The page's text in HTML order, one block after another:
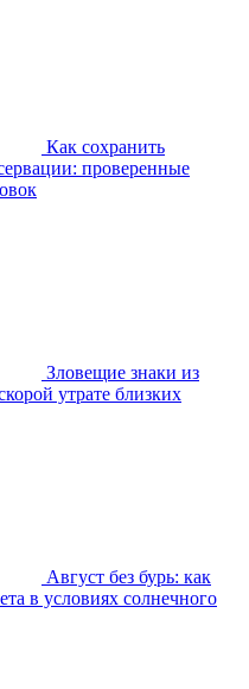
Как сохранить
проверенные
Зловещие знаки из
утрате близких
Август без бурь: как
в условиях солнечного